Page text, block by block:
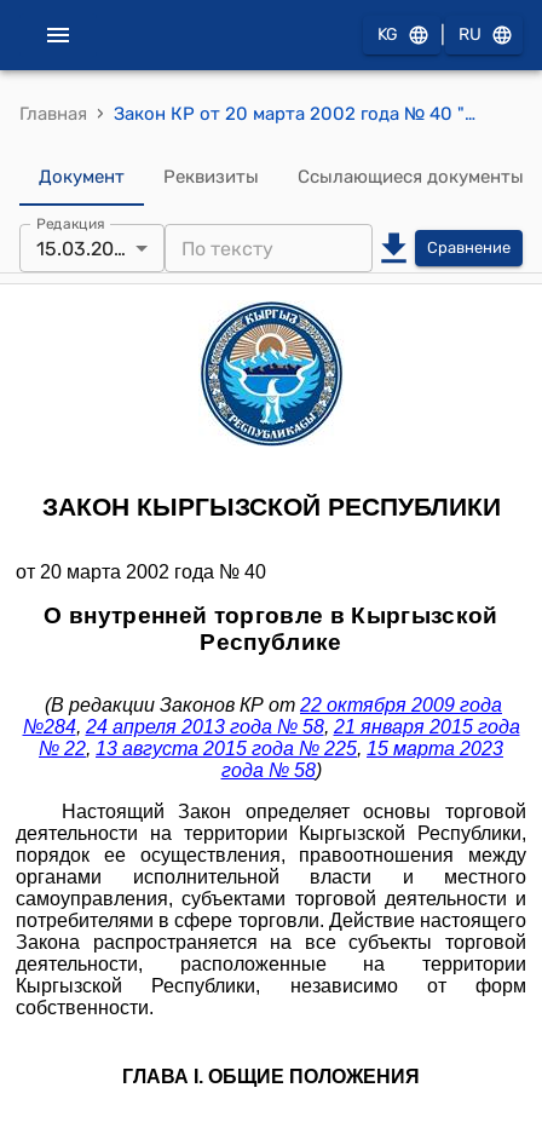
KG RU
Главная › Закон КР от 20 марта 2002 года № 40 "О внутренней торговле в Кыргызской Республике"
Документ Реквизиты Ссылающиеся документы
Редакция
15.03.2023 Сравнение